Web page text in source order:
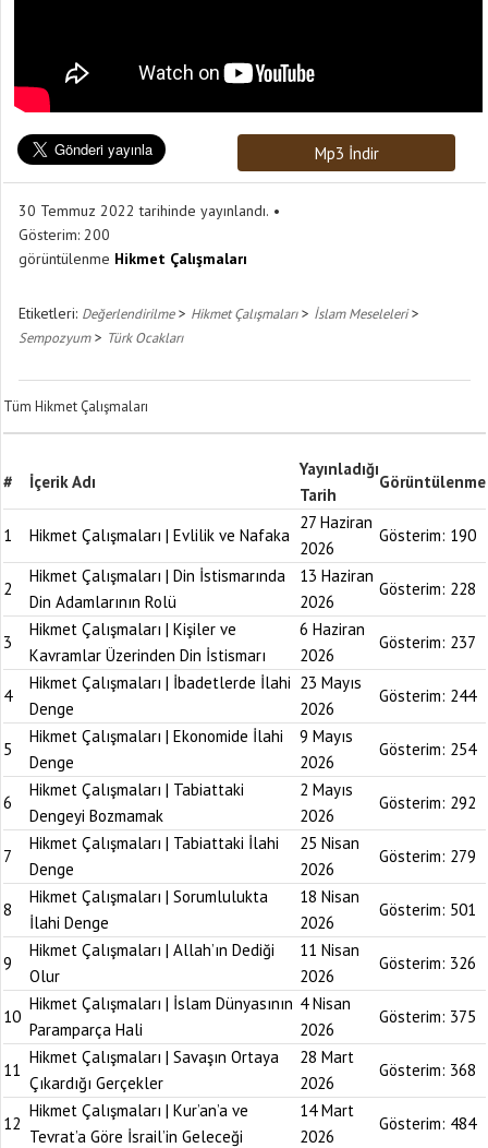
Mp3 İndir
30 Temmuz 2022 tarihinde yayınlandı.
Gösterim: 200
görüntülenme Hikmet Çalışmaları
Etiketleri: Değerlendirilme> Hikmet Çalışmaları> İslam Meseleleri>
Sempozyum> Türk Ocakları
Tüm Hikmet Çalışmaları
# İçerik Adı
Yayınladığı
Tarih
Görüntülenme
1 Hikmet Çalışmaları | Evlilik ve Nafaka
27 Haziran
2026
Gösterim: 190
2
Hikmet Çalışmaları | Din İstismarında
Din Adamlarının Rolü
13 Haziran
2026
Gösterim: 228
3
Hikmet Çalışmaları | Kişiler ve
Kavramlar Üzerinden Din İstismarı
6 Haziran
2026
Gösterim: 237
4
Hikmet Çalışmaları | İbadetlerde İlahi
Denge
23 Mayıs
2026
Gösterim: 244
5
Hikmet Çalışmaları | Ekonomide İlahi
Denge
9 Mayıs
2026
Gösterim: 254
6
Hikmet Çalışmaları | Tabiattaki
Dengeyi Bozmamak
2 Mayıs
2026
Gösterim: 292
7
Hikmet Çalışmaları | Tabiattaki İlahi
Denge
25 Nisan
2026
Gösterim: 279
8
Hikmet Çalışmaları | Sorumlulukta
İlahi Denge
18 Nisan
2026
Gösterim: 501
9
Hikmet Çalışmaları | Allah’ın Dediği
Olur
11 Nisan
2026
Gösterim: 326
10
Hikmet Çalışmaları | İslam Dünyasının
Paramparça Hali
4 Nisan
2026
Gösterim: 375
11
Hikmet Çalışmaları | Savaşın Ortaya
Çıkardığı Gerçekler
28 Mart
2026
Gösterim: 368
12
Hikmet Çalışmaları | Kur’an’a ve
Tevrat’a Göre İsrail’in Geleceği
14 Mart
2026
Gösterim: 484